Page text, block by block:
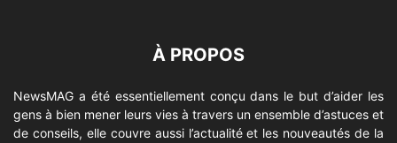
À PROPOS
NewsMAG a été essentiellement conçu dans le but d’aider les
gens à bien mener leurs vies à travers un ensemble d’astuces et
de conseils, elle couvre aussi l’actualité et les nouveautés de la